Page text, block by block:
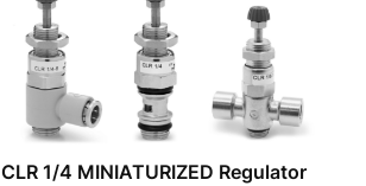
CLR 1/4 MINIATURIZED Regulator